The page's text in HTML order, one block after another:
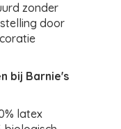
zonder
door
bij Barnie's
latex